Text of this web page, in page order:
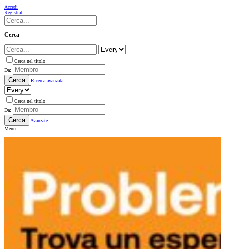
Accedi
Registrati
Cerca
Cerca nel titolo
Da:
Cerca Ricerca avanzata...
Cerca nel titolo
Da:
Cerca
Avanzate...
Menu